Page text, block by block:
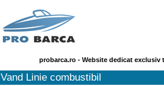
probarca.ro - Website dedicat
Vand Linie combustibil